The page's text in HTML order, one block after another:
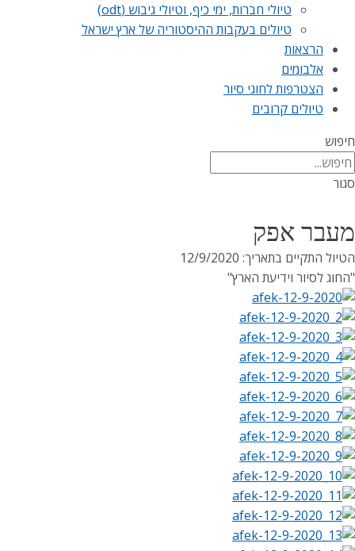
טיולי חברות, ימי כיף, וטיולי גיבוש (odt)
טיולים בעקבות ההיסטוריה של ארץ ישראל
הרצאות
אלבומים
הצטרפות לחוגי סיור
טיולים קרובים
חיפוש
סגור
מעבר אפק
הטיול התקיים בתאריך: 12/9/2020
"החוג לסיור וידיעת הארץ"